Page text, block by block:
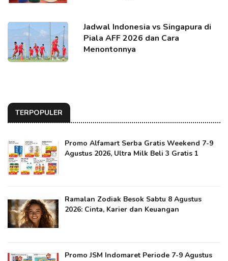
Jadwal Indonesia vs Singapura di
Piala AFF 2026 dan Cara
Menontonnya
TERPOPULER
Promo Alfamart Serba Gratis Weekend 7-9
Agustus 2026, Ultra Milk Beli 3 Gratis 1
Ramalan Zodiak Besok Sabtu 8 Agustus
2026: Cinta, Karier dan Keuangan
Promo JSM Indomaret Periode 7-9 Agustus